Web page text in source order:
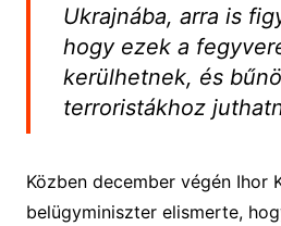
Ukrajnába, arra is
hogy ezek a
kerülhetnek, és
terroristákhoz
Közben december végén Ihor
belügyminiszter elismerte,